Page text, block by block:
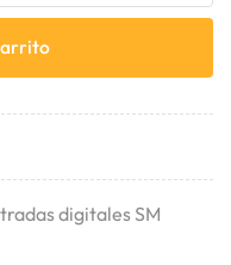
digitales SM